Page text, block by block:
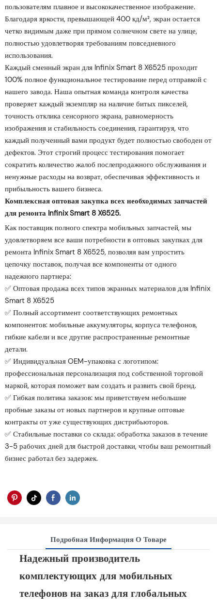
пользователям плавное и высококачественное изображение.
Благодаря яркости, превышающей 400 кд/м², экран остается
четко видимым даже при прямом солнечном свете на улице,
полностью удовлетворяя требованиям повседневного
использования.
Каждый сменный экран для Infinix Smart 8 X6525 проходит
100% полное функциональное тестирование перед отправкой с
нашего завода. Наша опытная команда контроля качества
проверяет каждый экземпляр на наличие битых пикселей,
точность отклика сенсорного экрана, равномерность
изображения и стабильность соединения, гарантируя, что
каждый полученный вами продукт будет полностью свободен от
дефектов. Этот строгий процесс тестирования помогает
сократить количество жалоб послепродажного обслуживания и
ненужные расходы на возврат, обеспечивая эффективность и
прибыльность вашего бизнеса.
Комплексная оптовая закупка всех необходимых запчастей
для ремонта Infinix Smart 8 X6525.
Как поставщик полного спектра мобильных запчастей, мы
удовлетворяем все ваши потребности в оптовых закупках для
ремонта Infinix Smart 8 X6525, позволяя вам упростить
цепочку поставок, получая все компоненты от одного
надежного партнера:
✅ Оптовая продажа всех типов экранных материалов для Infinix
Smart 8 X6525
✅ Полный ассортимент соответствующих ремонтных
компонентов: мобильные аккумуляторы, корпуса телефонов,
гибкие кабели и все другие распространенные ремонтные
детали.
✅ Индивидуальная OEM-упаковка с логотипом:
профессиональная персонализация под собственной торговой
маркой, которая поможет вам создать и развить свой бренд.
✅ Гибкая политика заказов: мы приветствуем небольшие
пробные заказы от новых партнеров и крупные оптовые
контракты от уже существующих дистрибьюторов.
✅ Стабильные поставки со склада: обработка заказов в течение
3-5 рабочих дней для быстрой доставки, чтобы ваш ремонтный
бизнес работал без задержек.
Подробная Информация О Товаре
Надежный производитель
комплектующих для мобильных
телефонов на заказ для глобальных